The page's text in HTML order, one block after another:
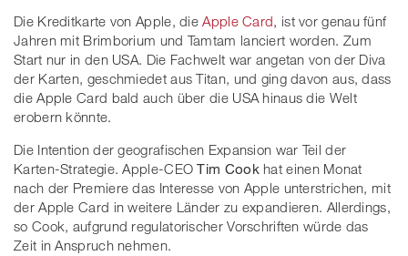
Die Kreditkarte von Apple, die Apple Card, ist vor genau fünf
Jahren mit Brimborium und Tamtam lanciert worden. Zum
Start nur in den USA. Die Fachwelt war angetan von der Diva
der Karten, geschmiedet aus Titan, und ging davon aus, dass
die Apple Card bald auch über die USA hinaus die Welt
erobern könnte.
Die Intention der geografischen Expansion war Teil der
Karten-Strategie. Apple-CEOTim Cook hat einen Monat
nach der Premiere das Interesse von Apple unterstrichen, mit
der Apple Card in weitere Länder zu expandieren. Allerdings,
so Cook, aufgrund regulatorischer Vorschriften würde das
Zeit in Anspruch nehmen.